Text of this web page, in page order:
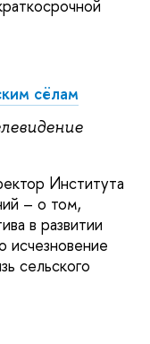
сёлам
Института
– о том,
в развитии
исчезновение
сельского